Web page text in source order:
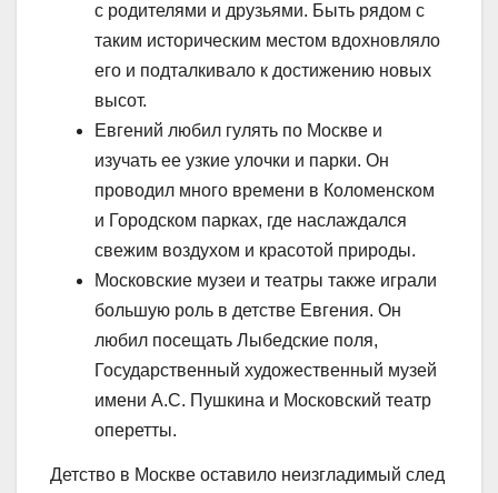
с родителями и друзьями. Быть рядом с
таким историческим местом вдохновляло
его и подталкивало к достижению новых
высот.
Евгений любил гулять по Москве и
изучать ее узкие улочки и парки. Он
проводил много времени в Коломенском
и Городском парках, где наслаждался
свежим воздухом и красотой природы.
Московские музеи и театры также играли
большую роль в детстве Евгения. Он
любил посещать Лыбедские поля,
Государственный художественный музей
имени А.С. Пушкина и Московский театр
оперетты.
Детство в Москве оставило неизгладимый след